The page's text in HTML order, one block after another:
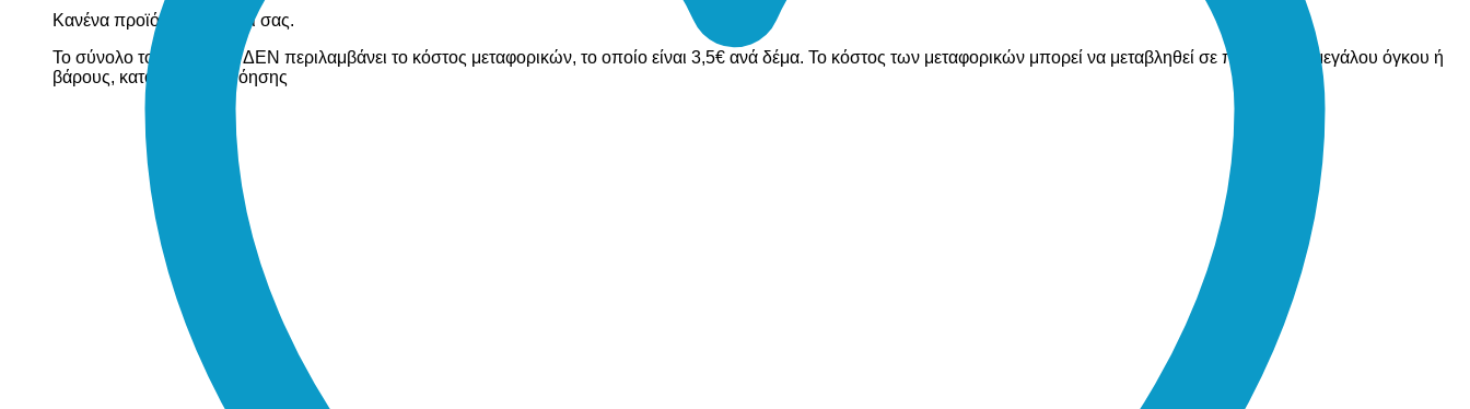
Κανένα προϊόν στο καλάθι σας.
Το σύνολο του καλαθιού ΔΕΝ περιλαμβάνει το κόστος μεταφορικών, το οποίο είναι 3,5€ ανά δέμα. Το κόστος των μεταφορικών μπορεί να μεταβληθεί σε περίπτωση μεγάλου όγκου ή
βάρους, κατόπιν συνεννόησης